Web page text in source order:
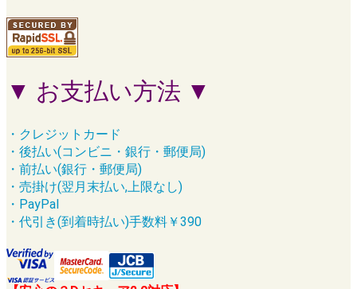
▼ お支払い方法 ▼
・クレジットカード
・後払い(コンビニ・銀行・郵便局)
・前払い(銀行・郵便局)
・売掛け(翌月末払い,上限なし)
・PayPal
・代引き(到着時払い)手数料￥390